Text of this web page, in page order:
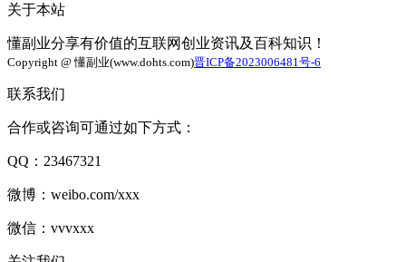
关于本站
懂副业分享有价值的互联网创业资讯及百科知识！
Copyright @ 懂副业(www.dohts.com)晋ICP备2023006481号-6
联系我们
合作或咨询可通过如下方式：
QQ：23467321
微博：weibo.com/xxx
微信：vvvxxx